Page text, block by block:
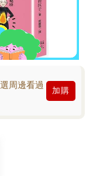
周邊看過
加購